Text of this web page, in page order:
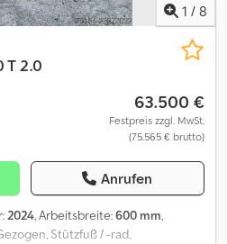
1 / 8
T 2.0
63.500 €
Festpreis zzgl. MwSt.
(75.565 € brutto)
Anrufen
2024, Arbeitsbreite:600 mm,
Stützfuß / -rad,